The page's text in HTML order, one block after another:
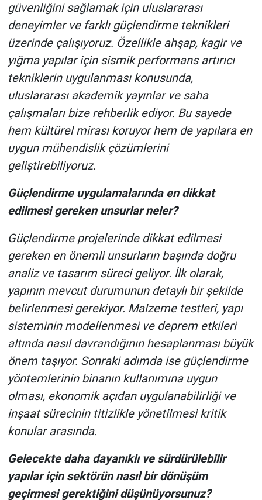
güvenliğini sağlamak için uluslararası
deneyimler ve farklı güçlendirme teknikleri
üzerinde çalışıyoruz. Özellikle ahşap, kagir ve
yığma yapılar için sismik performans artırıcı
tekniklerin uygulanması konusunda,
uluslararası akademik yayınlar ve saha
çalışmaları bize rehberlik ediyor. Bu sayede
hem kültürel mirası koruyor hem de yapılara en
uygun mühendislik çözümlerini
geliştirebiliyoruz.
Güçlendirme uygulamalarında en dikkat
edilmesi gereken unsurlar neler?
Güçlendirme projelerinde dikkat edilmesi
gereken en önemli unsurların başında doğru
analiz ve tasarım süreci geliyor. İlk olarak,
yapının mevcut durumunun detaylı bir şekilde
belirlenmesi gerekiyor. Malzeme testleri, yapı
sisteminin modellenmesi ve deprem etkileri
altında nasıl davrandığının hesaplanması büyük
önem taşıyor. Sonraki adımda ise güçlendirme
yöntemlerinin binanın kullanımına uygun
olması, ekonomik açıdan uygulanabilirliği ve
inşaat sürecinin titizlikle yönetilmesi kritik
konular arasında.
Gelecekte daha dayanıklı ve sürdürülebilir
yapılar için sektörün nasıl bir dönüşüm
geçirmesi gerektiğini düşünüyorsunuz?